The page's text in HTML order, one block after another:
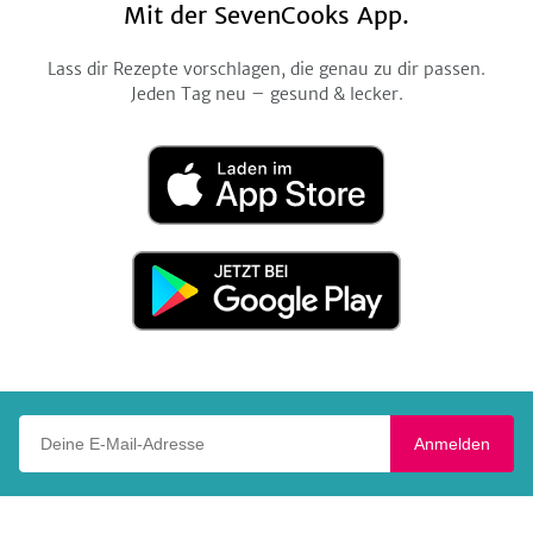
Mit der SevenCooks App.
Lass dir Rezepte vorschlagen, die genau zu dir passen.
Jeden Tag neu – gesund & lecker.
Laden
im
App
Jetzt
Google
Anmelden